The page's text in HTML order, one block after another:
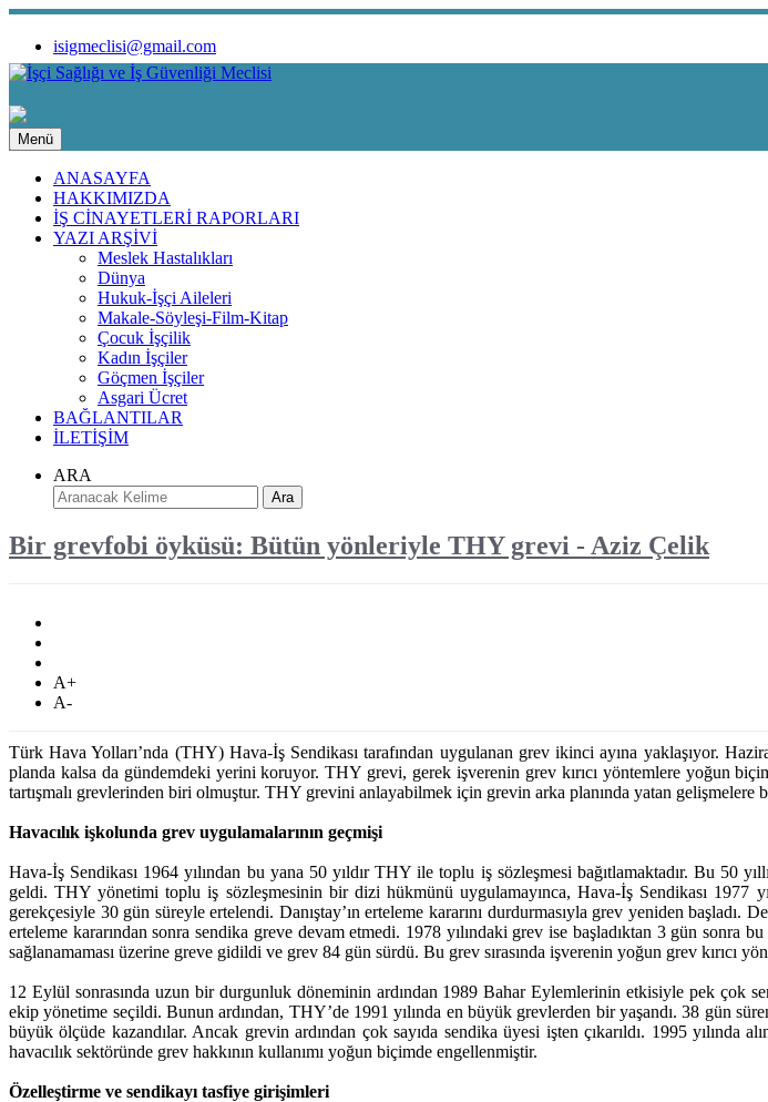
isigmeclisi@gmail.com
Menü
ANASAYFA
HAKKIMIZDA
İŞ CİNAYETLERİ RAPORLARI
YAZI ARŞİVİ
Meslek Hastalıkları
Dünya
Hukuk-İşçi Aileleri
Makale-Söyleşi-Film-Kitap
Çocuk İşçilik
Kadın İşçiler
Göçmen İşçiler
Asgari Ücret
BAĞLANTILAR
İLETİŞİM
ARA
Ara
Bir grevfobi öyküsü: Bütün yönleriyle THY grevi - Aziz Çelik
A+
A-
Türk Hava Yolları’nda (THY) Hava-İş Sendikası tarafından uygulanan grev ikinci ayına yaklaşıyor.
planda kalsa da gündemdeki yerini koruyor. THY grevi, gerek işverenin grev kırıcı yöntemlere yoğun
tartışmalı grevlerinden biri olmuştur. THY grevini anlayabilmek için grevin arka planında yatan gelişmelere
Havacılık işkolunda grev uygulamalarının geçmişi
Hava-İş Sendikası 1964 yılından bu yana 50 yıldır THY ile toplu iş sözleşmesi bağıtlamaktadır. Bu 50
geldi. THY yönetimi toplu iş sözleşmesinin bir dizi hükmünü uygulamayınca, Hava-İş Sendikası 1977
gerekçesiyle 30 gün süreyle ertelendi. Danıştay’ın erteleme kararını durdurmasıyla grev yeniden
erteleme kararından sonra sendika greve devam etmedi. 1978 yılındaki grev ise başladıktan 3 gün sonra
sağlanamaması üzerine greve gidildi ve grev 84 gün sürdü. Bu grev sırasında işverenin yoğun grev kırıcı
12 Eylül sonrasında uzun bir durgunluk döneminin ardından 1989 Bahar Eylemlerinin etkisiyle pek çok
ekip yönetime seçildi. Bunun ardından, THY’de 1991 yılında en büyük grevlerden bir yaşandı. 38 gün
büyük ölçüde kazandılar. Ancak grevin ardından çok sayıda sendika üyesi işten çıkarıldı. 1995
havacılık sektöründe grev hakkının kullanımı yoğun biçimde engellenmiştir.
Özelleştirme ve sendikayı tasfiye girişimleri